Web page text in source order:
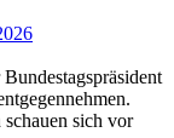
sich vor